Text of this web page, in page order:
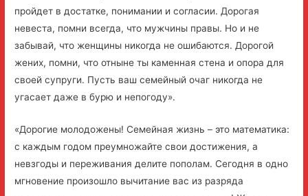
пройдет в достатке, понимании и согласии. Дорогая
невеста, помни всегда, что мужчины правы. Но и не
забывай, что женщины никогда не ошибаются. Дорогой
жених, помни, что отныне ты каменная стена и опора для
своей супруги. Пусть ваш семейный очаг никогда не
угасает даже в бурю и непогоду».
«Дорогие молодожены! Семейная жизнь – это математика:
с каждым годом преумножайте свои достижения, а
невзгоды и переживания делите пополам. Сегодня в одно
мгновение произошло вычитание вас из разряда